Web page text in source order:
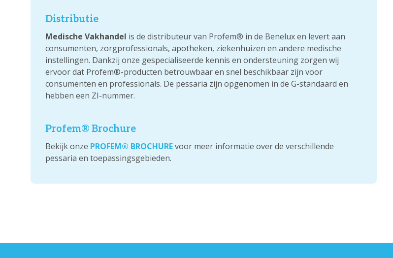
Distributie
Medische Vakhandel is de distributeur van Profem® in de Benelux en levert aan
consumenten, zorgprofessionals, apotheken, ziekenhuizen en andere medische
instellingen. Dankzij onze gespecialiseerde kennis en ondersteuning zorgen wij
ervoor dat Profem®-producten betrouwbaar en snel beschikbaar zijn voor
consumenten en professionals. De pessaria zijn opgenomen in de G-standaard en
hebben een ZI-nummer.
Profem® Brochure
Bekijk onze PROFEM® BROCHUREvoor meer informatie over de verschillende
pessaria en toepassingsgebieden.